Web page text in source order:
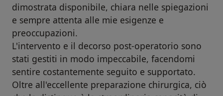
dimostrata disponibile, chiara nelle spiegazioni
e sempre attenta alle mie esigenze e
preoccupazioni.
L'intervento e il decorso post-operatorio sono
stati gestiti in modo impeccabile, facendomi
sentire costantemente seguito e supportato.
Oltre all'eccellente preparazione chirurgica, ciò